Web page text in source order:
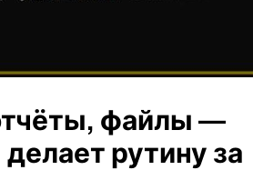
файлы —
делает рутину за